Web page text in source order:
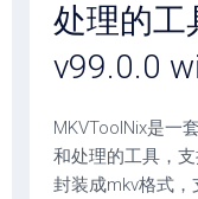
处理的工
v99.0.0
MKVToolNix是一
和处理的工具，
封装成mkv格式，